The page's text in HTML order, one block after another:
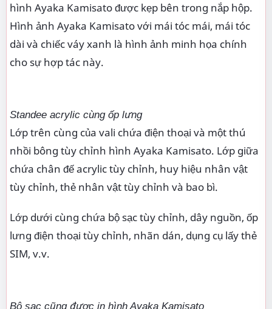
hình Ayaka Kamisato được kẹp bên trong nắp hộp.
Hình ảnh Ayaka Kamisato với mái tóc mái, mái tóc
dài và chiếc váy xanh là hình ảnh minh họa chính
cho sự hợp tác này.
Standee acrylic cùng ốp lưng
Lớp trên cùng của vali chứa điện thoại và một thú
nhồi bông tùy chỉnh hình Ayaka Kamisato. Lớp giữa
chứa chân đế acrylic tùy chỉnh, huy hiệu nhân vật
tùy chỉnh, thẻ nhân vật tùy chỉnh và bao bì.
Lớp dưới cùng chứa bộ sạc tùy chỉnh, dây nguồn, ốp
lưng điện thoại tùy chỉnh, nhãn dán, dụng cụ lấy thẻ
SIM, v.v.
Bộ sạc cũng được in hình Ayaka Kamisato